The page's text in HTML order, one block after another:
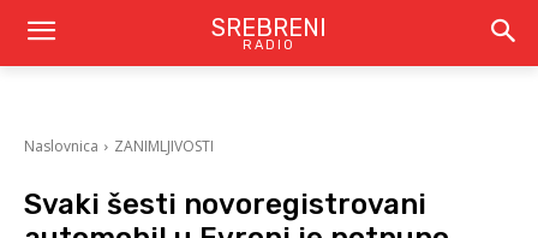
SREBRENI
RADIO
Naslovnica ZANIMLJIVOSTI
Svaki šesti novoregistrovani